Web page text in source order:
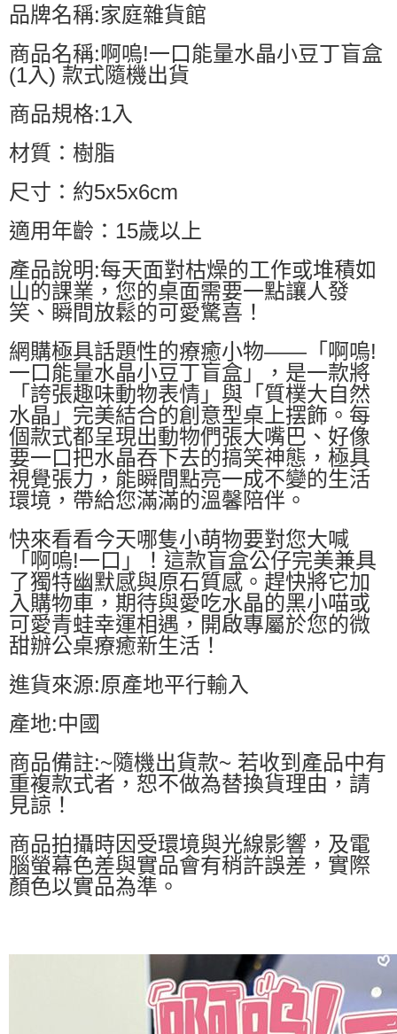
品牌名稱:家庭雜貨館
商品名稱:啊嗚!一口能量水晶小豆丁盲盒
(1入) 款式隨機出貨
商品規格:1入
材質：樹脂
尺寸：約5x5x6cm
適用年齡：15歲以上
產品說明:每天面對枯燥的工作或堆積如
山的課業，您的桌面需要一點讓人發
笑、瞬間放鬆的可愛驚喜！
網購極具話題性的療癒小物——「啊嗚!
一口能量水晶小豆丁盲盒」，是一款將
「誇張趣味動物表情」與「質樸大自然
水晶」完美結合的創意型桌上摆飾。每
個款式都呈現出動物們張大嘴巴、好像
要一口把水晶吞下去的搞笑神態，極具
視覺張力，能瞬間點亮一成不變的生活
環境，帶給您滿滿的溫馨陪伴。
快來看看今天哪隻小萌物要對您大喊
「啊嗚!一口」！這款盲盒公仔完美兼具
了獨特幽默感與原石質感。趕快將它加
入購物車，期待與愛吃水晶的黑小喵或
可愛青蛙幸運相遇，開啟專屬於您的微
甜辦公桌療癒新生活！
進貨來源:原產地平行輸入
產地:中國
商品備註:~隨機出貨款~ 若收到產品中有
重複款式者，恕不做為替換貨理由，請
見諒！
商品拍攝時因受環境與光線影響，及電
腦螢幕色差與實品會有稍許誤差，實際
顏色以實品為準。